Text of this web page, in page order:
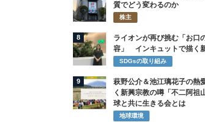
質でどう変わるのか
株主
8
ライオンが再び挑む「お口
容」 インキュットで描く
SDGsの取り組み
9
萩野公介＆池江璃花子の熱
く新興宗教の噂「不二阿祖
球と共に生きる会とは
地球環境